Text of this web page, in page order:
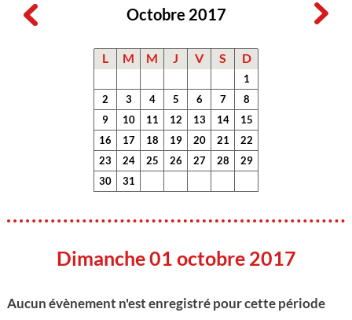
Octobre 2017
L M M J V S D
1
2
3 4 5 6 7
8
9
10 11 12 13 14
15
16
17 18 19 20 21
22
23
24 25 26 27 28
29
30
31
Dimanche 01 octobre 2017
Aucun évènement n'est enregistré pour cette période